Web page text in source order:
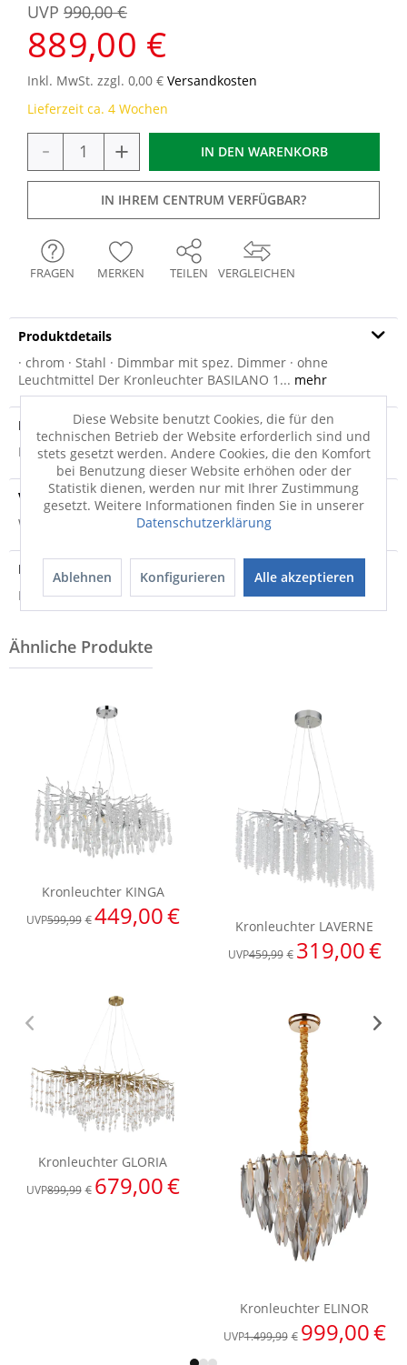
889,00 €
UVP 990,00 €
Inkl. MwSt. zzgl. 0,00 € Versandkosten
Lieferzeit ca. 4 Wochen
- + IN DEN WARENKORB
IN IHREM CENTRUM VERFÜGBAR?
VERGLEICHEN
FRAGEN MERKEN TEILEN
Produktdetails
· chrom · Stahl · Dimmbar mit spez. Dimmer · ohne
Leuchtmittel Der Kronleuchter BASILANO 1... mehr
Produktsicherheit
Produktsicherheit
Versandinfo
Weitere Informationen zum Versand...
Entsorgungshinweis
Hinweis zur Entsorgung von Elektrogeräten
Diese Website benutzt Cookies, die für den
technischen Betrieb der Website erforderlich sind und
stets gesetzt werden. Andere Cookies, die den Komfort
bei Benutzung dieser Website erhöhen oder der
Statistik dienen, werden nur mit Ihrer Zustimmung
gesetzt. Weitere Informationen finden Sie in unserer
Datenschutzerklärung
Ablehnen Konfigurieren Alle akzeptieren